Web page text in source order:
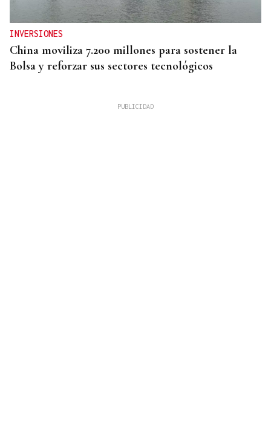
INVERSIONES
China moviliza 7.200 millones para sostener la
Bolsa y reforzar sus sectores tecnológicos